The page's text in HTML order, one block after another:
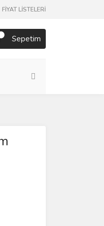
FİYAT LİSTELERİ
Sepetim